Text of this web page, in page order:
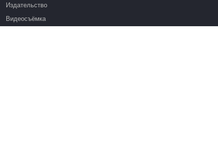
Издательство
Видеосъёмка